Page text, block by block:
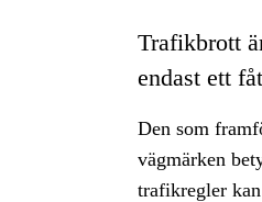
Trafikbrott
endast ett
Den som
vägmärken
trafikregler